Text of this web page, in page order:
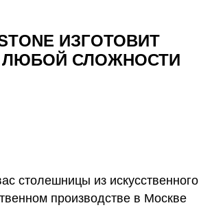
ИЗГОТОВИТ
ЛЮБОЙ СЛОЖНОСТИ
столешницы из искусственного
производстве в Москве